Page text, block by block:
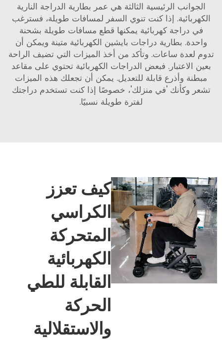
الجوانب الرئيسية الثالثة هي عمر بطارية الدراجة النارية
الكهربائية. إذا كنت تنوي السفر لمسافات طويلة، فسترغب
في دراجة كهربائية يمكنها قطع مسافات طويلة بشحنة
واحدة. بطارية دراجات بايشين الكهربائية متينة ويمكن أن
تدوم لعدة ساعات. وتأكد من أخذ الميزات التي تضيف الراحة
بعين الاعتبار. فبعض الدراجات الكهربائية تحتوي على مقاعد
مبطنة وأذرع قابلة للتعديل. يمكن أن تجعلك هذه الميزات
تشعر وكأنك 'في منزلك'، خصوصًا إذا كنت تستخدم دراجتك
لفترة طويلة نسبيًا.
كيف تعزز
الكراسي
المتحركة
الكهربائية
القابلة للطي
الحركة
والاستقلالية